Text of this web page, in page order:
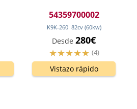
54359700002
K9K-260 82cv (60kw)
Desde 280€
(4)
Vistazo rápido